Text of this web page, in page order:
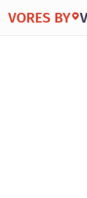
VORES BY